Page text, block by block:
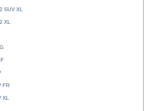
SUV XL
XL
FR
XL